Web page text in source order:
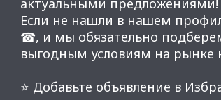
Если не нашли в нашем
☎, и мы обязательно
выгодным условиям на
⭐ Добавьте объявление в